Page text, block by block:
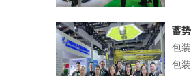
蓄
包
包